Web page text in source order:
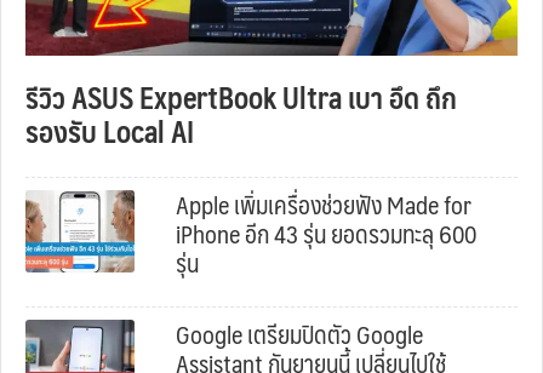
รีวิว ASUS ExpertBook Ultra เบา อึด ถึก
รองรับ Local AI
Apple เพิ่มเครื่องช่วยฟัง Made for
iPhone อีก 43 รุ่น ยอดรวมทะลุ 600
รุ่น
Google เตรียมปิดตัว Google
Assistant กันยายนนี้ เปลี่ยนไปใช้